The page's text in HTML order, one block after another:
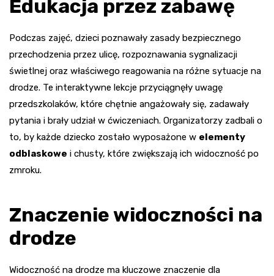
Edukacja przez zabawę
Podczas zajęć, dzieci poznawały zasady bezpiecznego
przechodzenia przez ulicę, rozpoznawania sygnalizacji
świetlnej oraz właściwego reagowania na różne sytuacje na
drodze. Te interaktywne lekcje przyciągnęły uwagę
przedszkolaków, które chętnie angażowały się, zadawały
pytania i brały udział w ćwiczeniach. Organizatorzy zadbali o
to, by każde dziecko zostało wyposażone w elementy
odblaskowe i chusty, które zwiększają ich widoczność po
zmroku.
Znaczenie widoczności na
drodze
Widoczność na drodze ma kluczowe znaczenie dla